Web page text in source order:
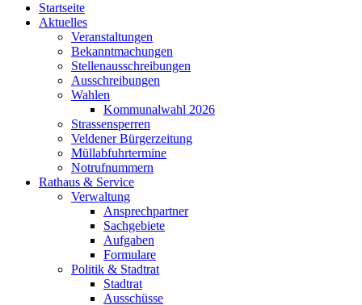
Startseite
Aktuelles
Veranstaltungen
Bekanntmachungen
Stellenausschreibungen
Ausschreibungen
Wahlen
Kommunalwahl 2026
Strassensperren
Veldener Bürgerzeitung
Müllabfuhrtermine
Notrufnummern
Rathaus & Service
Verwaltung
Ansprechpartner
Sachgebiete
Aufgaben
Formulare
Politik & Stadtrat
Stadtrat
Ausschüsse